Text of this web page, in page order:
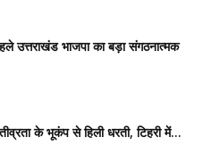
उत्तराखंड भाजपा का बड़ा संगठनात्मक
के भूकंप से हिली धरती, टिहरी में...